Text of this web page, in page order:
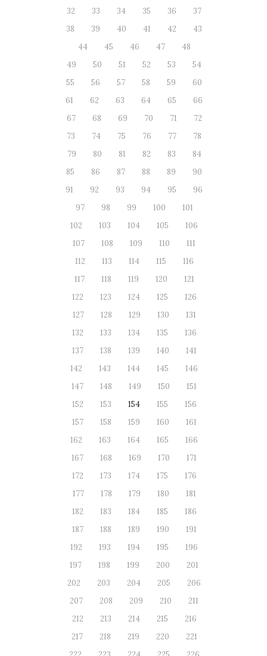
32
33 34 35 36
37
38
39 40 41 42
43
44
45 46 47
48
49
50 51 52 53
54
55
56 57 58 59
60
61
62 63 64 65
66
67
68 69 70 71
72
73
74 75 76 77
78
79
80 81 82 83
84
85
86 87 88 89
90
91
92 93 94 95
96
97
98 99 100
101
102
103 104 105
106
107
108 109 110
111
112
113 114 115
116
117
118 119 120
121
122
123 124 125
126
127
128 129 130
131
132
133 134 135
136
137
138 139 140
141
142
143 144 145
146
147
148 149 150
151
152
153 154 155
156
157
158 159 160
161
162
163 164 165
166
167
168 169 170
171
172
173 174 175
176
177
178 179 180
181
182
183 184 185
186
187
188 189 190
191
192
193 194 195
196
197
198 199 200
201
202
203 204 205
206
207
208 209 210
211
212
213 214 215
216
217
218 219 220
221